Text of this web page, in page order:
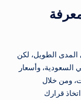
المدى الطويل، لكن
السعودية، وأسعار
ومن خلال
قرارك